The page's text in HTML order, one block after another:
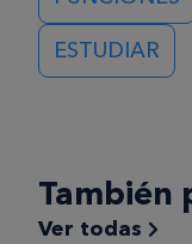
ESTUDIAR
También
Ver todas